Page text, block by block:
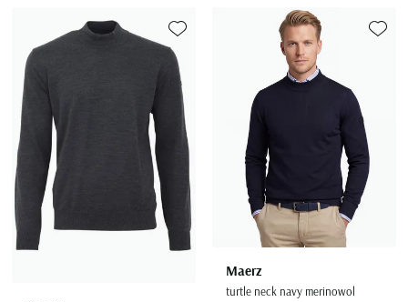
Toevoegen aan favorieten
Maerz
turtle neck navy merinowol